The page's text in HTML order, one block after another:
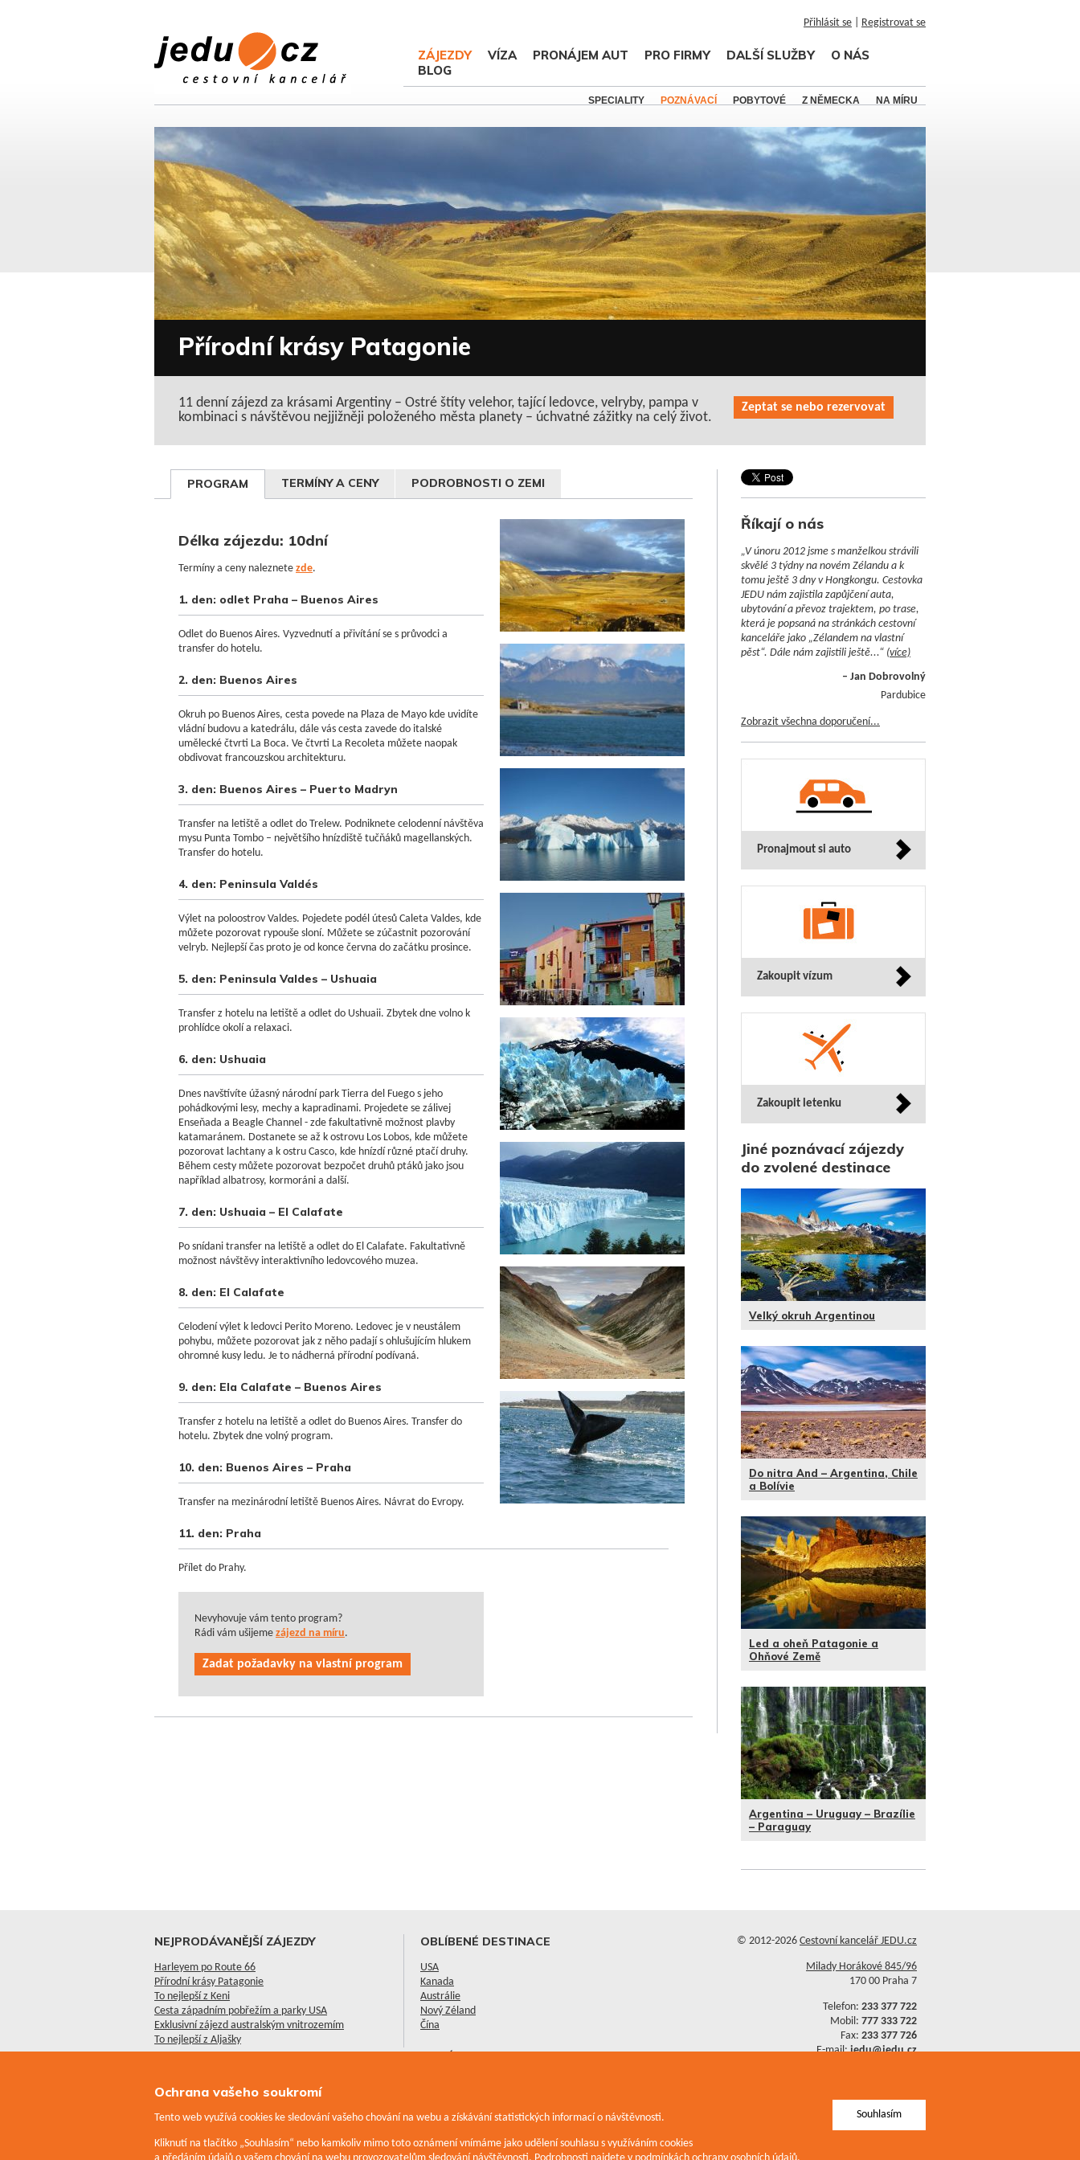
Přihlásit se Registrovat se
ZÁJEZDY VÍZA PRONÁJEM AUT PRO FIRMY DALŠÍ SLUŽBY
O NÁS
BLOG
SPECIALITY POZNÁVACÍ POBYTOVÉ Z NĚMECKA NA MÍRU
Přírodní krásy Patagonie
Zeptat se nebo rezervovat
11 denní zájezd za krásami Argentiny – Ostré štíty velehor, tající ledovce, velryby, pampa v
kombinaci s návštěvou nejjižněji položeného města planety – úchvatné zážitky na celý život.
PROGRAM TERMÍNY A CENY PODROBNOSTI O ZEMI
Délka zájezdu: 10dní
Termíny a ceny naleznete zde.
1. den: odlet Praha – Buenos Aires
Odlet do Buenos Aires. Vyzvednutí a přivítání se s průvodci a
transfer do hotelu.
2. den: Buenos Aires
Okruh po Buenos Aires, cesta povede na Plaza de Mayo kde uvidíte
vládní budovu a katedrálu, dále vás cesta zavede do italské
umělecké čtvrti La Boca. Ve čtvrti La Recoleta můžete naopak
obdivovat francouzskou architekturu.
3. den: Buenos Aires – Puerto Madryn
Transfer na letiště a odlet do Trelew. Podniknete celodenní návštěva
mysu Punta Tombo – největšího hnízdiště tučňáků magellanských.
Transfer do hotelu.
4. den: Peninsula Valdés
Výlet na poloostrov Valdes. Pojedete podél útesů Caleta Valdes, kde
můžete pozorovat rypouše sloní. Můžete se zúčastnit pozorování
velryb. Nejlepší čas proto je od konce června do začátku prosince.
5. den: Peninsula Valdes – Ushuaia
Transfer z hotelu na letiště a odlet do Ushuaii. Zbytek dne volno k
prohlídce okolí a relaxaci.
6. den: Ushuaia
Dnes navštívíte úžasný národní park Tierra del Fuego s jeho
pohádkovými lesy, mechy a kapradinami. Projedete se zálivej
Enseňada a Beagle Channel - zde fakultativně možnost plavby
katamaránem. Dostanete se až k ostrovu Los Lobos, kde můžete
pozorovat lachtany a k ostru Casco, kde hnízdí různé ptačí druhy.
Během cesty můžete pozorovat bezpočet druhů ptáků jako jsou
například albatrosy, kormoráni a další.
7. den: Ushuaia – El Calafate
Po snídani transfer na letiště a odlet do El Calafate. Fakultativně
možnost návštěvy interaktivního ledovcového muzea.
8. den: El Calafate
Celodení výlet k ledovci Perito Moreno. Ledovec je v neustálem
pohybu, můžete pozorovat jak z něho padají s ohlušujícím hlukem
ohromné kusy ledu. Je to nádherná přírodní podívaná.
9. den: Ela Calafate – Buenos Aires
Transfer z hotelu na letiště a odlet do Buenos Aires. Transfer do
hotelu. Zbytek dne volný program.
10. den: Buenos Aires – Praha
Transfer na mezinárodní letiště Buenos Aires. Návrat do Evropy.
11. den: Praha
Přílet do Prahy.
Nevyhovuje vám tento program?
Rádi vám ušijeme zájezd na míru.
Zadat požadavky na vlastní program
Říkají o nás
„V únoru 2012 jsme s manželkou strávili
skvělé 3 týdny na novém Zélandu a k
tomu ještě 3 dny v Hongkongu. Cestovka
JEDU nám zajistila zapůjčení auta,
ubytování a převoz trajektem, po trase,
která je popsaná na stránkách cestovní
kanceláře jako „Zélandem na vlastní
pěst“. Dále nám zajistili ještě...“ (více)
– Jan Dobrovolný
Pardubice
Zobrazit všechna doporučení...
Pronajmout si auto
Zakoupit vízum
Zakoupit letenku
Jiné poznávací zájezdy
do zvolené destinace
Velký okruh Argentinou
Do nitra And – Argentina, Chile
a Bolívie
Led a oheň Patagonie a
Ohňové Země
Argentina – Uruguay – Brazílie
– Paraguay
NEJPRODÁVANĚJŠÍ ZÁJEZDY
Harleyem po Route 66
Přírodní krásy Patagonie
To nejlepší z Keni
Cesta západním pobřežím a parky USA
Exklusivní zájezd australským vnitrozemím
To nejlepší z Aljašky
OBLÍBENÉ DESTINACE
USA
Kanada
Austrálie
Nový Zéland
Čína
NOVÉ CESTOPISY
Národní parky Alberty - Banff a Jasper
Zobrazit všechny cestopisy
© 2012-2026 Cestovní kancelář JEDU.cz
Milady Horákové 845/96
170 00 Praha 7
Telefon: 233 377 722
Mobil: 777 333 722
Fax: 233 377 726
E-mail:jedu@jedu.cz
Ochrana vašeho soukromí
Souhlasím
Tento web využívá cookies ke sledování vašeho chování na webu a získávání statistických informací o návštěvnosti.
Kliknutí na tlačítko „Souhlasím“ nebo kamkoliv mimo toto oznámení vnímáme jako udělení souhlasu s využíváním cookies